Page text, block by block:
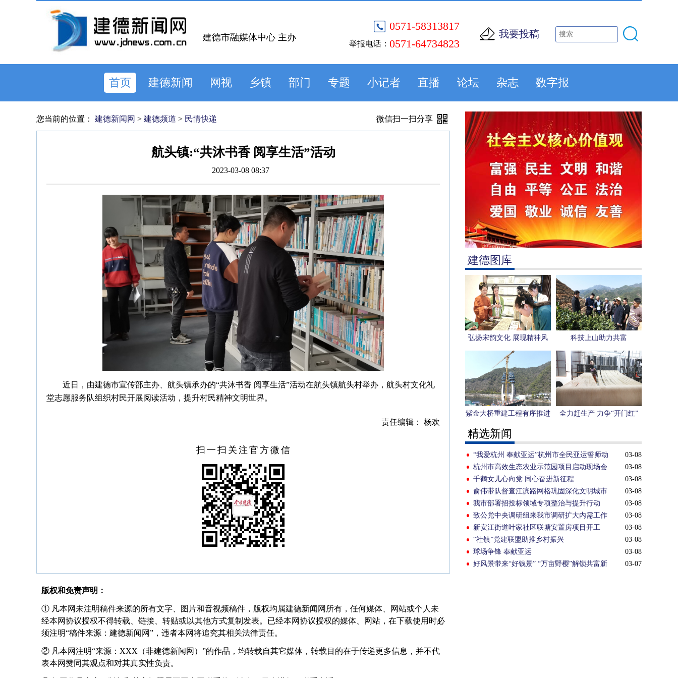
0571-58313817
举报电话： 0571-64734823
我要投稿
建德市融媒体中心 主办
首页 建德新闻 网视 乡镇 部门 专题 小记者 直播 论坛 杂志 数字报
建德图库
弘扬宋韵文化 展现精神风
貌
科技上山助力共富
紫金大桥重建工程有序推进 全力赶生产 力争“开门红”
精选新闻
03-08
“我爱杭州 奉献亚运”杭州市全民亚运誓师动
员大会举行
03-08
杭州市高效生态农业示范园项目启动现场会
在我市举行
03-08
千鹤女儿心向党 同心奋进新征程
03-08
俞伟带队督查江滨路网格巩固深化文明城市
建设工作
03-08
我市部署招投标领域专项整治与提升行动
03-08
致公党中央调研组来我市调研扩大内需工作
03-08
新安江街道叶家社区联塘安置房项目开工
03-08
“社镇”党建联盟助推乡村振兴
03-08
球场争锋 奉献亚运
03-07
好风景带来“好钱景” “万亩野樱”解锁共富新
您当前的位置： 建德新闻网 > 建德频道 > 民情快递 微信扫一扫分享
航头镇:“共沐书香 阅享生活”活动
2023-03-08 08:37
近日，由建德市宣传部主办、航头镇承办的“共沐书香 阅享生活”活动在航头镇航头村举办，航头村文化礼
堂志愿服务队组织村民开展阅读活动，提升村民精神文明世界。
责任编辑： 杨欢
扫一扫关注官方微信
版权和免责声明：
① 凡本网未注明稿件来源的所有文字、图片和音视频稿件，版权均属建德新闻网所有，任何媒体、网站或个人未
经本网协议授权不得转载、链接、转贴或以其他方式复制发表。已经本网协议授权的媒体、网站，在下载使用时必
须注明“稿件来源：建德新闻网”，违者本网将追究其相关法律责任。
② 凡本网注明“来源：XXX（非建德新闻网）”的作品，均转载自其它媒体，转载目的在于传递更多信息，并不代
表本网赞同其观点和对其真实性负责。